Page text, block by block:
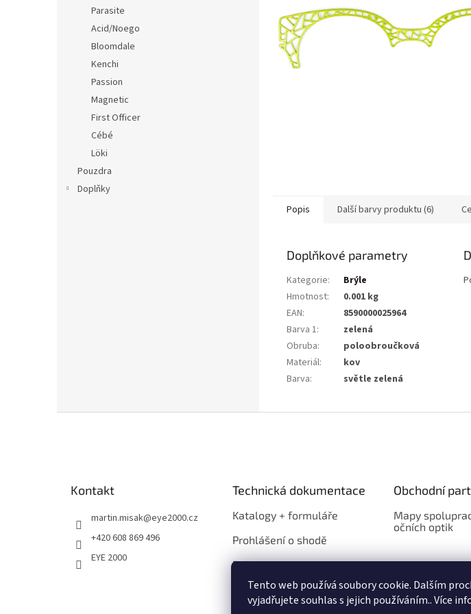
Tento web používá soubory cookie. Dalším
vyjadřujete souhlas s jejich používáním.. Více
Parasite
Acid/Noego
Bloomdale
Kenchi
Passion
Magnetic
First Officer
Cébé
Löki
Pouzdra
Doplňky
Popis Další barvy produktu (6)
Doplňkové parametry
Kategorie:
Brýle
Hmotnost:
0.001 kg
EAN:
8590000025964
Barva 1:
zelená
Obruba:
poloobroučková
Materiál:
kov
Barva: světle zelená
Kontakt
martin.misak@eye2000.cz
+420 608 869 496
EYE 2000
Technická dokumentace
Katalogy + formuláře
Prohlášení o shodě
Propagace
Obchodní
Mapy
očních optik